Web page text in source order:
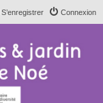
Connexion
S’enregistrer